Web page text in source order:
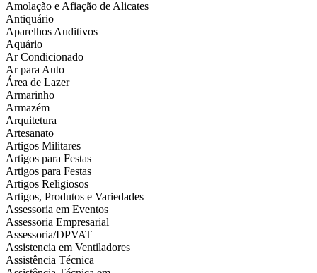
Amolação e Afiação de Alicates
Antiquário
Aparelhos Auditivos
Aquário
Ar Condicionado
Ar para Auto
Área de Lazer
Armarinho
Armazém
Arquitetura
Artesanato
Artigos Militares
Artigos para Festas
Artigos para Festas
Artigos Religiosos
Artigos, Produtos e Variedades
Assessoria em Eventos
Assessoria Empresarial
Assessoria/DPVAT
Assistencia em Ventiladores
Assistência Técnica